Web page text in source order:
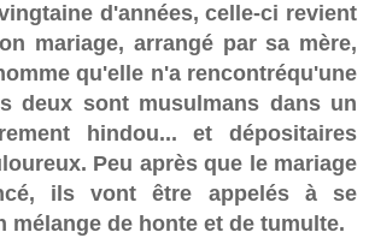
d'années, celle-ci revient
mariage, arrangé par sa mère,
qu'elle n'a rencontréqu'une
deux sont musulmans dans un
hindou... et dépositaires
Peu après que le mariage
ils vont être appelés à se
mélange de honte et de tumulte.